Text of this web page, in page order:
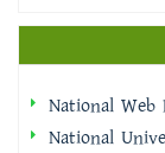
National Web
National